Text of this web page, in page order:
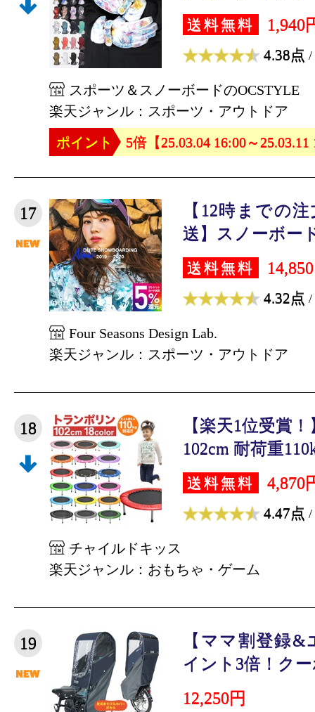
送料無料 1,940
4.38点 /
スポーツ＆スノーボードのOCSTYLE
楽天ジャンル：スポーツ・アウトドア
ポイント
5倍【25.03.04 16:00～25.03.11
17
【12時までの
送】スノーボー
送料無料
4.32点 /
Four Seasons Design Lab.
楽天ジャンル：スポーツ・アウトドア
18
【楽天1位受賞
102cm 耐荷重
送料無料 4,870
4.47点 /
チャイルドキッス
楽天ジャンル：おもちゃ・ゲーム
19
【ママ割登録
イント3倍！ク
12,250円